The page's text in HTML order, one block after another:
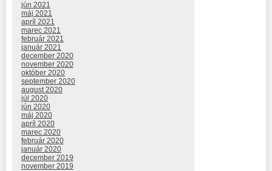
jún 2021
máj 2021
apríl 2021
marec 2021
február 2021
január 2021
december 2020
november 2020
október 2020
september 2020
august 2020
júl 2020
jún 2020
máj 2020
apríl 2020
marec 2020
február 2020
január 2020
december 2019
november 2019